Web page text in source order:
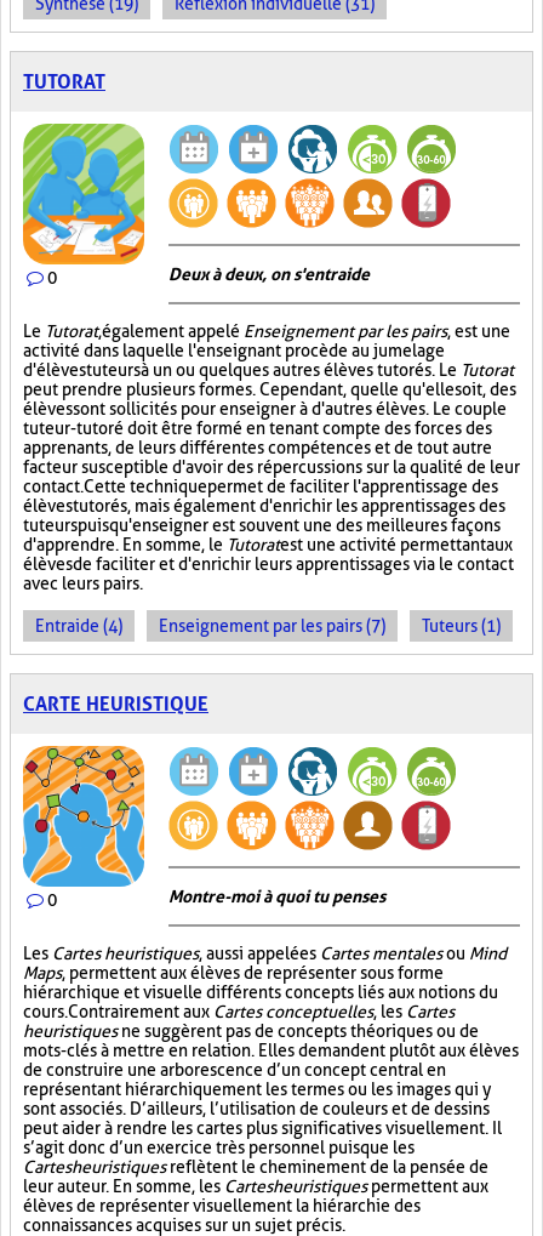
TUTORAT
0 Deux à deux, on s'entraide
Le Tutorat, également appelé Enseignement par les pairs, est une
activité dans laquelle l'enseignant procède au jumelage
d'élèves tuteurs à un ou quelques autres élèves tutorés. Le Tutorat
peut prendre plusieurs formes. Cependant, quelle qu'elle soit, des
élèves sont sollicités pour enseigner à d'autres élèves. Le couple
tuteur-tutoré doit être formé en tenant compte des forces des
apprenants, de leurs différentes compétences et de tout autre
facteur susceptible d'avoir des répercussions sur la qualité de leur
contact. Cette technique permet de faciliter l'apprentissage des
élèves tutorés, mais également d'enrichir les apprentissages des
tuteurs puisqu'enseigner est souvent une des meilleures façons
d'apprendre. En somme, le Tutoratest une activité permettant aux
élèves de faciliter et d'enrichir leurs apprentissages via le contact
avec leurs pairs.
Entraide (4) Enseignement par les pairs (7) Tuteurs (1)
CARTE HEURISTIQUE
0 Montre-moi à quoi tu penses
Les Cartes heuristiques, aussi appelées Cartes mentalesou Mind
Maps, permettent aux élèves de représenter sous forme
hiérarchique et visuelle différents concepts liés aux notions du
cours. Contrairement aux Cartes conceptuelles, les Cartes
heuristiquesne suggèrent pas de concepts théoriques ou de
mots-clés à mettre en relation. Elles demandent plutôt aux élèves
de construire une arborescence d’un concept central en
représentant hiérarchiquement les termes ou les images qui y
sont associés. D’ailleurs, l’utilisation de couleurs et de dessins
peut aider à rendre les cartes plus significatives visuellement. Il
s’agit donc d’un exercice très personnel puisque les
Cartes heuristiquesreflètent le cheminement de la pensée de
leur auteur. En somme, les Cartes heuristiquespermettent aux
élèves de représenter visuellement la hiérarchie des
connaissances acquises sur un sujet précis.